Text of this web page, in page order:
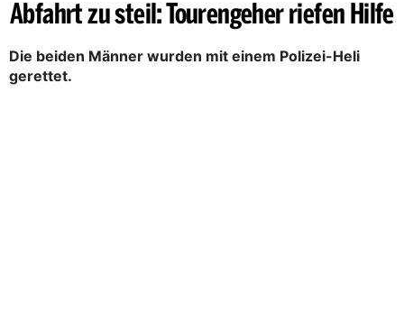
Abfahrt zu steil: Tourengeher riefen Hilfe
Die beiden Männer wurden mit einem Polizei-Heli
gerettet.